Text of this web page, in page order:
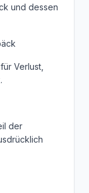
und dessen
Verlust,
der